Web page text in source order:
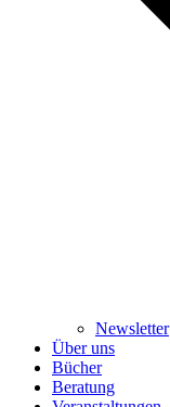
Newsletter
Über uns
Bücher
Beratung